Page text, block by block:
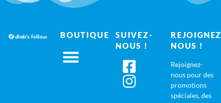
BOUTIQUE
SUIVEZ-
NOUS !
NOUS !
Rejoignez-
nous pour des
promotions
spéciales, des